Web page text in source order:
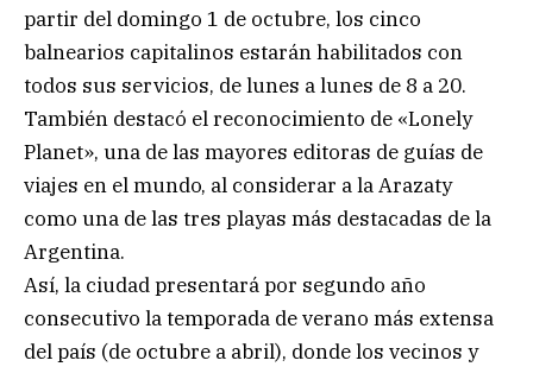
partir del domingo 1 de octubre, los cinco
balnearios capitalinos estarán habilitados con
todos sus servicios, de lunes a lunes de 8 a 20.
También destacó el reconocimiento de «Lonely
Planet», una de las mayores editoras de guías de
viajes en el mundo, al considerar a la Arazaty
como una de las tres playas más destacadas de la
Argentina.
Así, la ciudad presentará por segundo año
consecutivo la temporada de verano más extensa
del país (de octubre a abril), donde los vecinos y